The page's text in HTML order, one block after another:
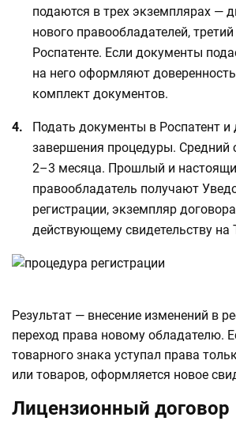
подаются в трех экземплярах —
нового правообладателей,
Роспатенте. Если документы
на него оформляют
комплект документов.
Подать документы в Роспатент и
завершения процедуры. Средний
2–3 месяца. Прошлый и
правообладатель получают
регистрации, экземпляр
действующему свидетельству на
Результат — внесение изменений в
переход права новому обладателю.
товарного знака уступал права
или товаров, оформляется новое
Лицензионный договор